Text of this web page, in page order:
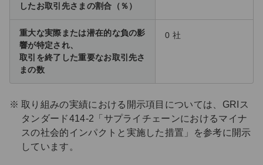
したお取引先さまの割合（％）
重大な実際または潜在的な負の影
響が特定され、
取引を終了した重要なお取引先さ
まの数
0 社
取り組みの実績における開示項目については、GRIス
タンダード414-2「サプライチェーンにおけるマイナ
スの社会的インパクトと実施した措置」を参考に開示
しています。